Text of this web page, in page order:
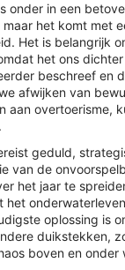
onder in een
het komt met
Het is belangrijk
het ons
beschreef en
afwijken van
aan overtoerisme,
geduld,
van de
het jaar te
het
oplossing is
duikstekken,
boven en onder